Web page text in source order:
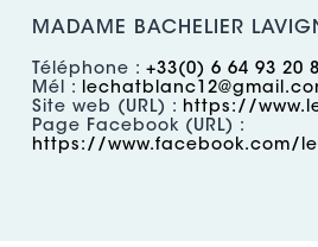
MADAME BACHELIER
Téléphone : +33(0) 6 64 93 20
Mél :
Site web (URL) : https://
Page Facebook (URL) :
https://www.facebook.com/